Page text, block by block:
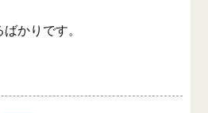
かりです。